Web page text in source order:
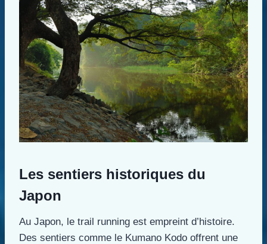
Les sentiers historiques du
Japon
Au Japon, le trail running est empreint d’histoire.
Des sentiers comme le Kumano Kodo offrent une